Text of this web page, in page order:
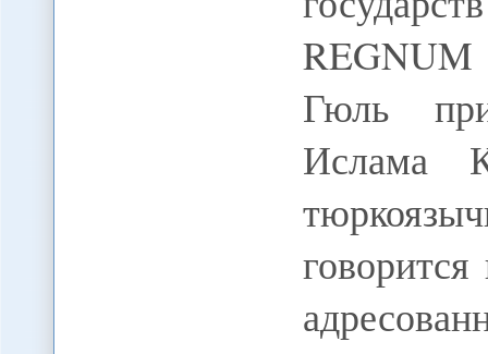
Гюль
Ислама